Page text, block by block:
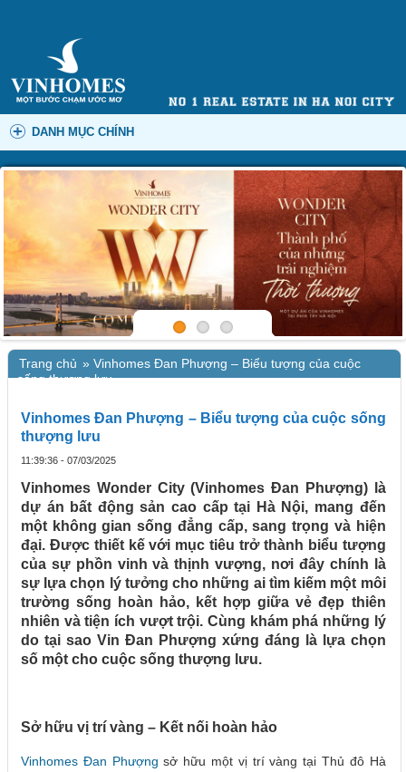
DANH MỤC CHÍNH
Trang chủ » Vinhomes Đan Phượng – Biểu tượng của cuộc
sống thượng lưu
Vinhomes Đan Phượng – Biểu tượng của cuộc sống
thượng lưu
11:39:36 - 07/03/2025
Vinhomes Wonder City (Vinhomes Đan Phượng) là
dự án bất động sản cao cấp tại Hà Nội, mang đến
một không gian sống đẳng cấp, sang trọng và hiện
đại. Được thiết kế với mục tiêu trở thành biểu tượng
của sự phồn vinh và thịnh vượng, nơi đây chính là
sự lựa chọn lý tưởng cho những ai tìm kiếm một môi
trường sống hoàn hảo, kết hợp giữa vẻ đẹp thiên
nhiên và tiện ích vượt trội. Cùng khám phá những lý
do tại sao Vin Đan Phượng xứng đáng là lựa chọn
số một cho cuộc sống thượng lưu.
Sở hữu vị trí vàng – Kết nối hoàn hảo
Vinhomes Đan Phượng sở hữu một vị trí vàng tại Thủ đô Hà